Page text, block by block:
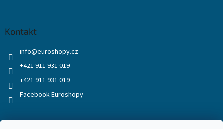
Kontakt
info@euroshopy.cz
+421 911 931 019
+421 911 931 019
Facebook Euroshopy